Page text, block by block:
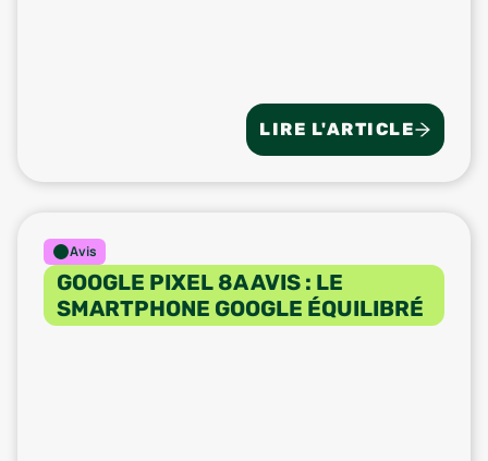
LIRE L'ARTICLE
Avis
GOOGLE PIXEL 8A AVIS : LE
SMARTPHONE GOOGLE ÉQUILIBRÉ